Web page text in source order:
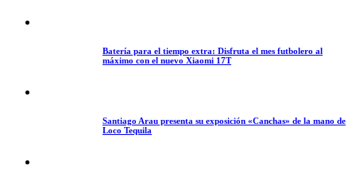
Batería para el tiempo extra: Disfruta el mes futbolero al
máximo con el nuevo Xiaomi 17T
Santiago Arau presenta su exposición «Canchas» de la mano de
Loco Tequila